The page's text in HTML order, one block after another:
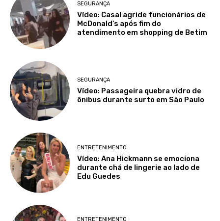
SEGURANÇA
Vídeo: Casal agride funcionários de
McDonald’s após fim do
atendimento em shopping de Betim
SEGURANÇA
Vídeo: Passageira quebra vidro de
ônibus durante surto em São Paulo
ENTRETENIMENTO
Vídeo: Ana Hickmann se emociona
durante chá de lingerie ao lado de
Edu Guedes
ENTRETENIMENTO